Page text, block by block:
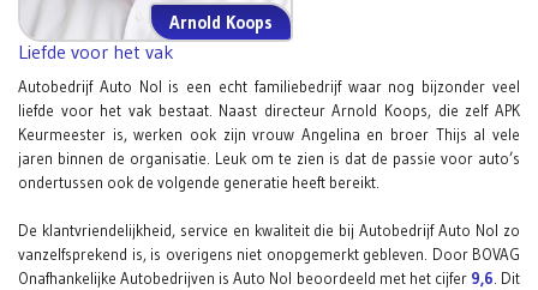
Arnold Koops
Liefde voor het vak
Autobedrijf Auto Nol is een echt familiebedrijf waar nog bijzonder veel
liefde voor het vak bestaat. Naast directeur Arnold Koops, die zelf APK
Keurmeester is, werken ook zijn vrouw Angelina en broer Thijs al vele
jaren binnen de organisatie. Leuk om te zien is dat de passie voor auto’s
ondertussen ook de volgende generatie heeft bereikt.
De klantvriendelijkheid, service en kwaliteit die bij Autobedrijf Auto Nol zo
vanzelfsprekend is, is overigens niet onopgemerkt gebleven. Door BOVAG
Onafhankelijke Autobedrijven is Auto Nol beoordeeld met het cijfer 9,6 . Dit